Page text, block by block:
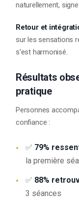
naturellement,
Retour et
sur les sensations
s'est harmonisé.
Résultats
pratique
Personnes
confiance :
✅ 79%
la première
✅ 88%
3 séances